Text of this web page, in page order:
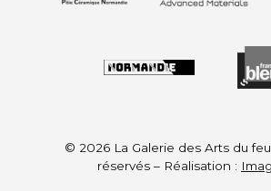
© 2026 La Galerie des Arts du
réservés – Réalisation :